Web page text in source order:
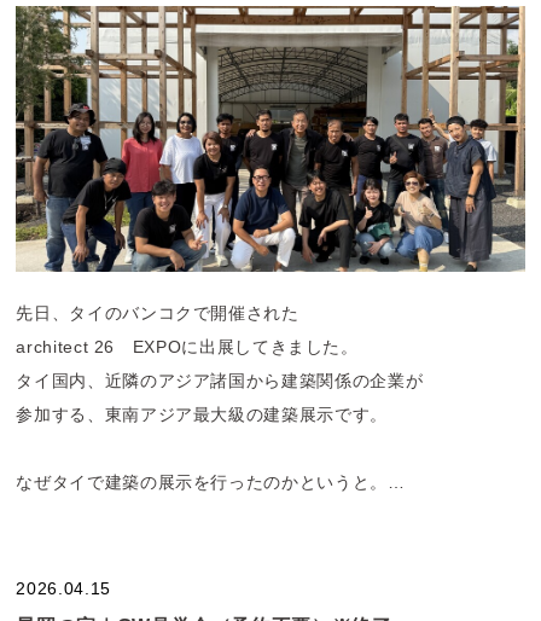
先日、タイのバンコクで開催された
architect 26 EXPOに出展してきました。
タイ国内、近隣のアジア諸国から建築関係の企業が
参加する、東南アジア最大級の建築展示です。
なぜタイで建築の展示を行ったのかというと。
2026.04.15